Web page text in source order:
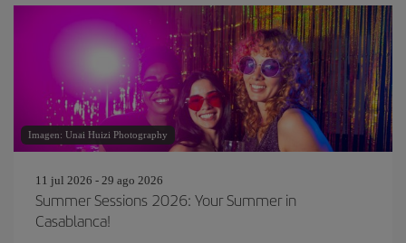
Imagen: Unai Huizi Photography
11 jul 2026 - 29 ago 2026
Summer Sessions 2026: Your Summer in
Casablanca!